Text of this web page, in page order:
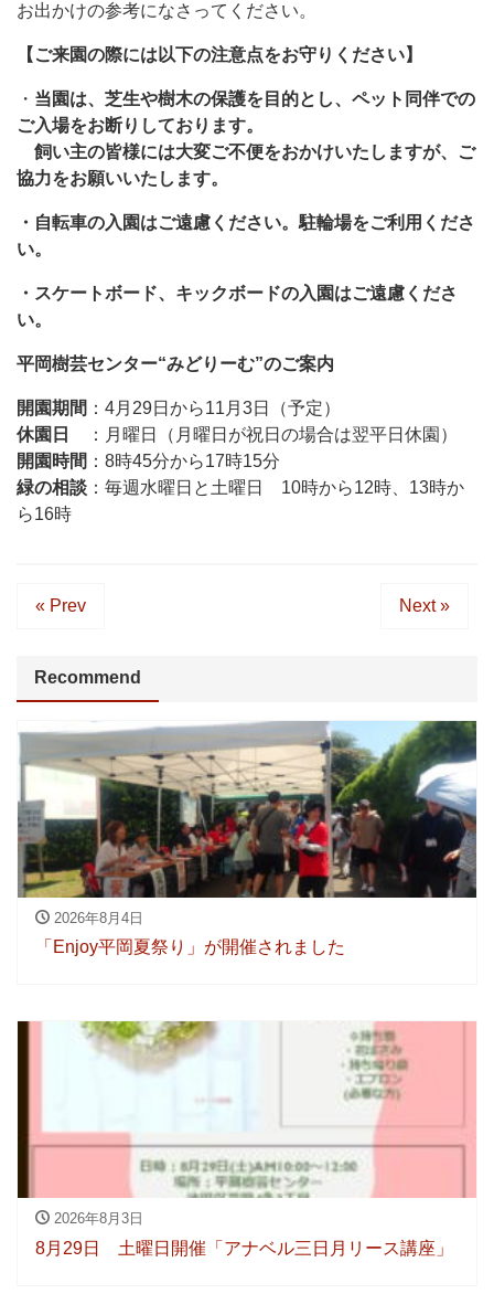
お出かけの参考になさってください。
【ご来園の際には以下の注意点をお守りください】
・ 当園は、芝生や樹木の保護を目的とし、ペット同伴での
ご入場をお断りしております。
飼い主の皆様には大変ご不便をおかけいたしますが、ご
協力をお願いいたします。
・自転車の入園はご遠慮ください。駐輪場をご利用くださ
い。
・スケートボード、キックボードの入園はご遠慮くださ
い。
平岡樹芸センター“みどりーむ”のご案内
開園期間 ：4月29日から11月3日（予定）
休園日
：月曜日（月曜日が祝日の場合は翌平日休園）
開園時間 ：8時45分から17時15分
緑の相談 ：毎週水曜日と土曜日 10時から12時、13時か
ら16時
« Prev Next »
Recommend
2026年8月4日
「Enjoy平岡夏祭り」が開催されました
2026年8月3日
8月29日 土曜日開催「アナベル三日月リース講座」